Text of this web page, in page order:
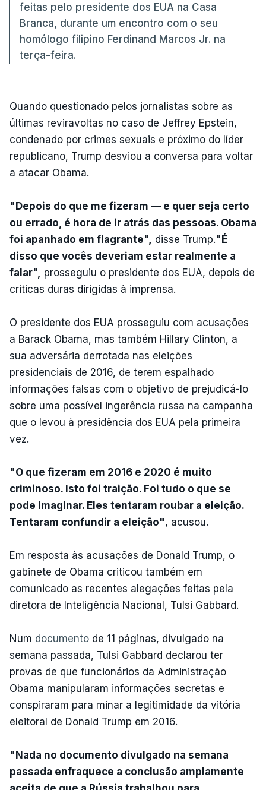
feitas pelo presidente dos EUA na Casa
Branca, durante um encontro com o seu
homólogo filipino Ferdinand Marcos Jr. na
terça-feira.
Quando questionado pelos jornalistas sobre as
últimas reviravoltas no caso de Jeffrey Epstein,
condenado por crimes sexuais e próximo do líder
republicano, Trump desviou a conversa para voltar
a atacar Obama.
"Depois do que me fizeram — e quer seja certo
ou errado, é hora de ir atrás das pessoas. Obama
foi apanhado em flagrante", disse Trump."É
disso que vocês deveriam estar realmente a
falar", prosseguiu o presidente dos EUA, depois de
criticas duras dirigidas à imprensa.
O presidente dos EUA prosseguiu com acusações
a Barack Obama, mas também Hillary Clinton, a
sua adversária derrotada nas eleições
presidenciais de 2016, de terem espalhado
informações falsas com o objetivo de prejudicá-lo
sobre uma possível ingerência russa na campanha
que o levou à presidência dos EUA pela primeira
vez.
"O que fizeram em 2016 e 2020 é muito
criminoso. Isto foi traição. Foi tudo o que se
pode imaginar. Eles tentaram roubar a eleição.
Tentaram confundir a eleição", acusou.
Em resposta às acusações de Donald Trump, o
gabinete de Obama criticou também em
comunicado as recentes alegações feitas pela
diretora de Inteligência Nacional, Tulsi Gabbard.
Num documento de 11 páginas, divulgado na
semana passada, Tulsi Gabbard declarou ter
provas de que funcionários da Administração
Obama manipularam informações secretas e
conspiraram para minar a legitimidade da vitória
eleitoral de Donald Trump em 2016.
"Nada no documento divulgado na semana
passada enfraquece a conclusão amplamente